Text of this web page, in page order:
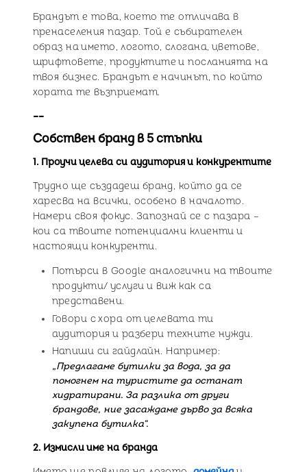
Брандът е това, което те отличава в
пренаселения пазар. Той е събирателен
образ на името, логото, слогана, цветове,
шрифтовете, продуктите и посланията на
твоя бизнес. Брандът е начинът, по който
хората те възприемат.
--
Собствен бранд в 5 стъпки
1. Проучи целева си аудитория и конкурентите
Трудно ще създадеш бранд, който да се
харесва на всички, особено в началото.
Намери своя фокус. Запознай се с пазара –
кои са твоите потенциални клиенти и
настоящи конкуренти.
Потърси в Google аналогични на твоите
продукти/ услуги и виж как са
представени.
Говори с хора от целевата ти
аудитория и разбери техните нужди.
Напиши си гайдлайн. Например:
„Предлагаме бутилки за вода, за да
помогнем на туристите да останат
хидратирани. За разлика от други
брандове, ние засаждаме дърво за всяка
закупена бутилка“.
2. Измисли име на бранда